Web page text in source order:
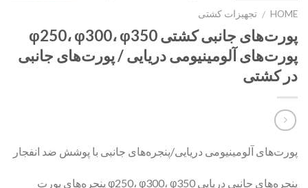
HOME
/ تجهیزات کشتی
پورت‌های جانبی کشتی φ250، φ300، φ350
پورت‌های آلومینیومی دریایی / پورت‌های جانبی
در کشتی
پورت‌های آلومینیومی دریایی/پنجره‌های جانبی با پوشش ضد انفجار
پنجره‌های جانبی دریایی φ250، φ300، φ350 پنجره‌های پورت